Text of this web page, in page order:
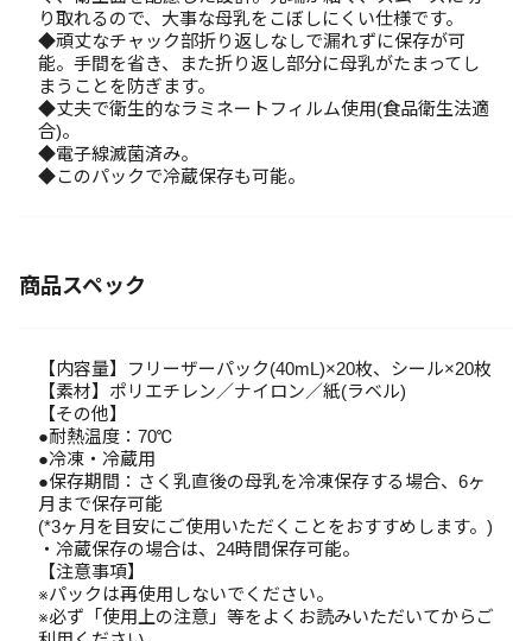
り取れるので、大事な母乳をこぼしにくい仕様です。
◆頑丈なチャック部折り返しなしで漏れずに保存が可
能。手間を省き、また折り返し部分に母乳がたまってし
まうことを防ぎます。
◆丈夫で衛生的なラミネートフィルム使用(食品衛生法適
合)。
◆電子線滅菌済み。
◆このパックで冷蔵保存も可能。
商品スペック
【内容量】フリーザーパック(40mL)×20枚、シール×20枚
【素材】ポリエチレン／ナイロン／紙(ラベル)
【その他】
●耐熱温度：70℃
●冷凍・冷蔵用
●保存期間：さく乳直後の母乳を冷凍保存する場合、6ヶ
月まで保存可能
(*3ヶ月を目安にご使用いただくことをおすすめします。)
・冷蔵保存の場合は、24時間保存可能。
【注意事項】
※パックは再使用しないでください。
※必ず「使用上の注意」等をよくお読みいただいてからご